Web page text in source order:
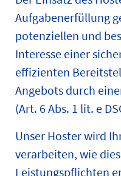
Aufgabenerfüllung
potenziellen und
Interesse einer
effizienten
Angebots durch
(Art. 6 Abs. 1 lit. e
Unser Hoster wird
verarbeiten, wie
Leistungspflichten